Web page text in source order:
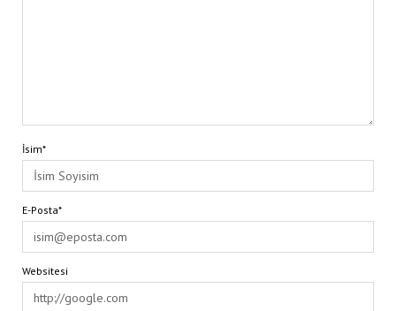
İsim*
E-Posta*
Websitesi